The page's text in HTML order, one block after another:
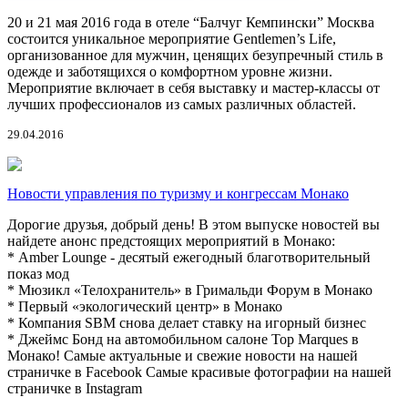
20 и 21 мая 2016 года в oтелe “Балчуг Кемпински” Москва
состоится уникальное мероприятие Gentlemen’s Life,
организованное для мужчин, ценящих безупречный стиль в
одежде и заботящихся о комфортном уровне жизни.
Мероприятие включает в себя выставку и мастер-классы от
лучших профессионалов из самых различных областей.
29.04.2016
Новости управления по туризму и конгрессам Монако
Дорогие друзья, ​добрый день! В этом выпуске новостей вы
найдете анонс предстоящих мероприятий в Монако:
* Amber Lounge - десятый ежегодный благотворительный
показ мод
* Мюзикл «Телохранитель» в Гримальди Форум в Монако
* Первый «экологический центр» в Монако
* Компания SBM снова делает ставку на игорный бизнес
* Джеймс Бонд на автомобильном салоне Top Marques в
Монако! Самые актуальные и свежие новости на нашей
страничке в Facebook Самые красивые фотографии на нашей
страничке в Instagram